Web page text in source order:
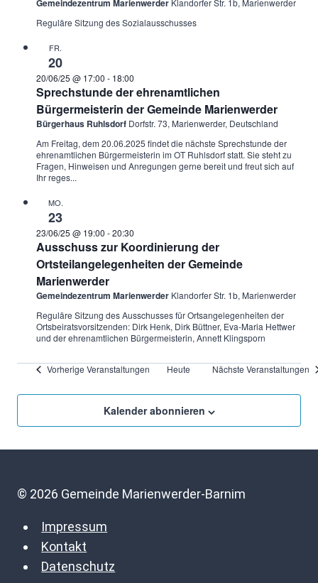
Gemeindezentrum Marienwerder Klandorfer Str. 1b, Marienwerder
Reguläre Sitzung des Sozialausschusses
FR.
20
Sprechstunde der ehrenamtlichen
Bürgermeisterin der Gemeinde Marienwerder
20/06/25 @ 17:00 - 18:00
Bürgerhaus Ruhlsdorf Dorfstr. 73, Marienwerder, Deutschland
Am Freitag, dem 20.06.2025 findet die nächste Sprechstunde der
ehrenamtlichen Bürgermeisterin im OT Ruhlsdorf statt. Sie steht zu
Fragen, Hinweisen und Anregungen gerne bereit und freut sich auf
Ihr reges...
MO.
23
Ausschuss zur Koordinierung der
Ortsteilangelegenheiten der Gemeinde
Marienwerder
23/06/25 @ 19:00 -20:30
Gemeindezentrum Marienwerder Klandorfer Str. 1b, Marienwerder
Reguläre Sitzung des Ausschusses für Ortsangelegenheiten der
Ortsbeiratsvorsitzenden: Dirk Henk, Dirk Büttner, Eva-Maria Hettwer
und der ehrenamtlichen Bürgermeisterin, Annett Klingsporn
Vorherige Veranstaltungen Heute Nächste Veranstaltungen
Kalender abonnieren
© 2026 Gemeinde Marienwerder-Barnim
Impressum
Kontakt
Datenschutz